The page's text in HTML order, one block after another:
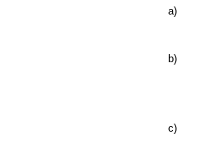
a)
b)
c)